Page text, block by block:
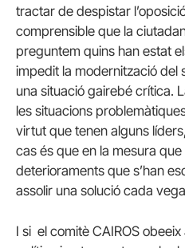
tractar de despistar
comprensible que la
preguntem quins han estat
impedit la modernització del
una situació gairebé crítica.
les situacions
virtut que tenen alguns
cas és que en la mesura que
deterioraments que s’han
assolir una solució cada
I si el comitè CAIROS